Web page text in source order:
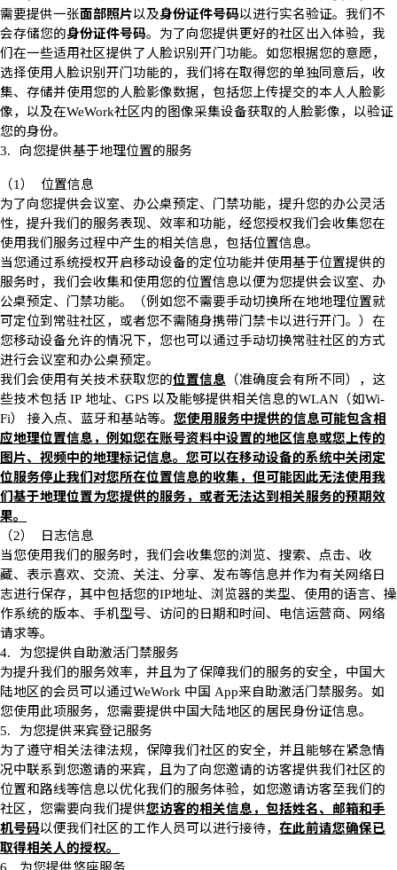
需要提供一张面部照片以及身份证件号码以进行实名验证。我们不
会存储您的身份证件号码。为了向您提供更好的社区出入体验，我
们在一些适用社区提供了人脸识别开门功能。如您根据您的意愿，
选择使用人脸识别开门功能的，我们将在取得您的单独同意后，收
集、存储并使用您的人脸影像数据，包括您上传提交的本人人脸影
像，以及在WeWork社区内的图像采集设备获取的人脸影像，以验证
您的身份。
3. 向您提供基于地理位置的服务
（1）
位置信息
为了向您提供会议室、办公桌预定、门禁功能，提升您的办公灵活
性，提升我们的服务表现、效率和功能，经您授权我们会收集您在
使用我们服务过程中产生的相关信息，包括位置信息。
当您通过系统授权开启移动设备的定位功能并使用基于位置提供的
服务时，我们会收集和使用您的位置信息以便为您提供会议室、办
公桌预定、门禁功能。（例如您不需要手动切换所在地地理位置就
可定位到常驻社区，或者您不需随身携带门禁卡以进行开门。）在
您移动设备允许的情况下，您也可以通过手动切换常驻社区的方式
进行会议室和办公桌预定。
我们会使用有关技术获取您的位置信息 （准确度会有所不同），这
些技术包括 IP 地址、 GPS 以及能够提供相关信息的WLAN （如Wi-
Fi） 接入点、蓝牙和基站等。 您使用服务中提供的信息可能包含相
应地理位置信息，例如您在账号资料中设置的地区信息或您上传的
图片、视频中的地理标记信息。您可以在移动设备的系统中关闭定
位服务停止我们对您所在位置信息的收集，但可能因此无法使用我
们基于地理位置为您提供的服务，或者无法达到相关服务的预期效
果。
（2）
日志信息
当您使用我们的服务时，我们会收集您的浏览、搜索、点击、收
藏、表示喜欢、交流、关注、分享、发布等信息并作为有关网络日
志进行保存，其中包括您的IP地址、浏览器的类型、使用的语言、操
作系统的版本、手机型号、访问的日期和时间、电信运营商、网络
请求等。
4.
为您提供自助激活门禁服务
为提升我们的服务效率，并且为了保障我们的服务的安全，中国大
陆地区的会员可以通过WeWork 中国 App来自助激活门禁服务。如
您使用此项服务，您需要提供中国大陆地区的居民身份证信息。
5.
为您提供来宾登记服务
为了遵守相关法律法规，保障我们社区的安全，并且能够在紧急情
况中联系到您邀请的来宾，且为了向您邀请的访客提供我们社区的
位置和路线等信息以优化我们的服务体验，如您邀请访客至我们的
社区，您需要向我们提供您访客的相关信息，包括姓名、邮箱和手
机号码以便我们社区的工作人员可以进行接待， 在此前请您确保已
取得相关人的授权。